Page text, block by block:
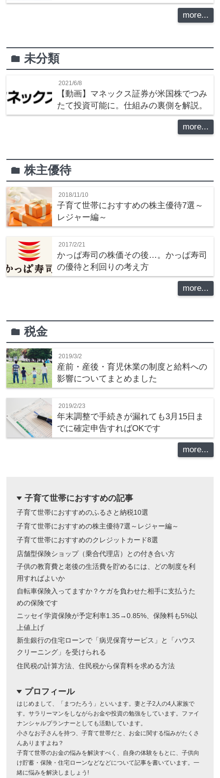
more...
folder未分類
2021/6/8
【動画】マネックス証券が米国株でつみ
たて投資可能に。仕組みの裏側を解説。
more...
folder株主優待
2018/11/10
子育て世帯におすすめの株主優待7選～
レジャー編～
2017/2/21
かっぱ寿司の株価その後…。かっぱ寿司
の優待と利回りの考え方
more...
folder税金
2019/3/2
産前・産後・育児休業の制度と給料への
影響についてまとめました
2019/2/23
年末調整で手続きが漏れても3月15日ま
でに確定申告すればOKです
more...
dropdown 子育て世帯におすすめの記事
子育て世帯におすすめのふるさと納税10選
子育て世帯におすすめの株主優待7選～レジャー編～
子育て世帯におすすめのクレジットカード8選
店舗型保険ショップ（乗合代理店）との付き合い方
子供の教育費と老後の生活費を貯めるには、どの制度を利
用すればよいか
自転車保険入ってますか？ケガを負わせた相手に支払うた
めの保険です
ニッセイ学資保険が予定利率1.35→0.85%、保険料も5%以
上値上げ
新生銀行の住宅ローンで「病児保育サービス」と「ハウス
クリーニング」を受けられる
住民税の計算方法、住民税から保育料を求める方法
dropdown プロフィール
はじめまして、「まつたろう」といいます。妻と子2人の4人家族で
す。サラリーマンをしながらお金や投資の勉強をしています。ファイ
ナンシャルプランナーとしても活動しています。
小さなお子さんを持つ、子育て世帯だと、お金に関する悩みがたくさ
んありますよね？
子育て世帯のお金の悩みを解決すべく、自身の体験をもとに、子供向
け貯蓄・保険・住宅ローンなどなどについて記事を書いています。一
緒に悩みを解決しましょう!